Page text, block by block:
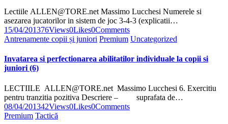
Lectiile ALLEN@TORE.net Massimo Lucchesi Numerele si
asezarea jucatorilor in sistem de joc 3-4-3 (explicatii…
15/04/201376Views0Likes0Comments
Antrenamente copii și juniori Premium Uncategorized
Invatarea si perfectionarea abilitatilor individuale la copii si
juniori (6)
LECTIILE ALLEN@TORE.net Massimo Lucchesi 6. Exercitiu
pentru tranzitia pozitiva Descriere – suprafata de…
08/04/201342Views0Likes0Comments
Premium Tactică